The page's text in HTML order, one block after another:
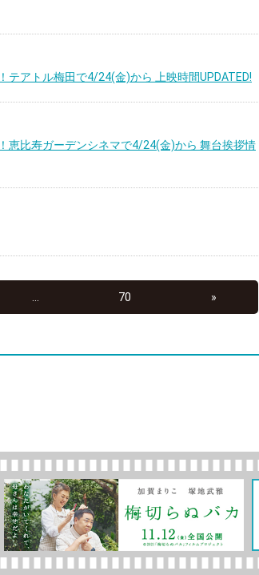
テアトル梅田で4/24(金)から 上映時間UPDATED!
恵比寿ガーデンシネマで4/24(金)から 舞台挨拶情
70 »